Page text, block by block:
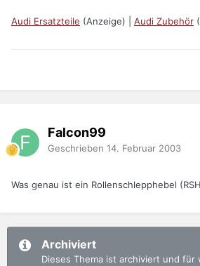
Audi Ersatzteile (Anzeige) | Audi Zubehör
Falcon99
Geschrieben 14. Februar 2003
Was genau ist ein Rollenschlepphebel
Archiviert
Dieses Thema ist archiviert und